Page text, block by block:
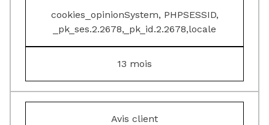
cookies_opinionSystem, PHPSESSID,
_pk_ses.2.2678,_pk_id.2.2678,locale
13 mois
Avis client